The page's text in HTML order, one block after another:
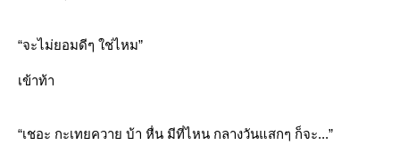
“จะไม่ยอมดีๆ ใช่ไหม”
เข้าท้า
“เชอะ กะเทยควาย บ้า หื่น มีที่ไหน กลางวันแสกๆ ก็จะ...”